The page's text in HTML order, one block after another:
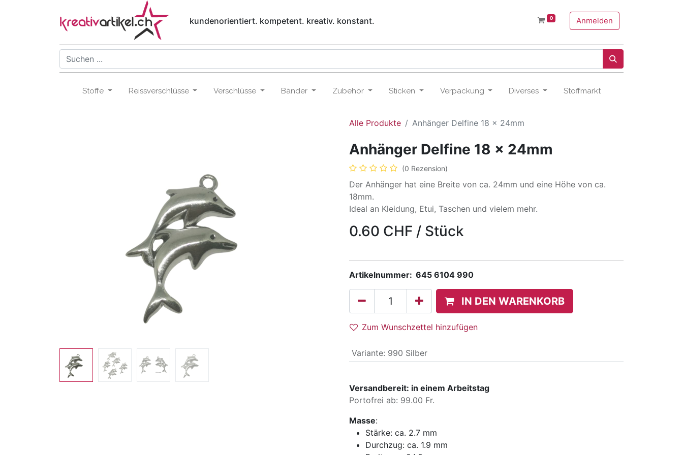
kundenorientiert. kompetent. kreativ. konstant. 0 Anmelden
Stoffe Reissverschlüsse Verschlüsse Bänder Zubehör Sticken Verpackung Diverses Stoffmarkt
Alle Produkte Anhänger Delfine 18 x 24mm
Anhänger Delfine 18 x 24mm
(0 Rezension)
Der Anhänger hat eine Breite von ca. 24mm und eine Höhe von ca.
18mm.
Ideal an Kleidung, Etui, Taschen und vielem mehr.
0.60 CHF / Stück
Artikelnummer: 645 6104 990
IN DEN WARENKORB
Zum Wunschzettel hinzufügen
Variante: 990 Silber
Versandbereit: in einem Arbeitstag
Portofrei ab: 99.00 Fr.
Masse:
Stärke: ca. 2.7 mm
Durchzug: ca. 1.9 mm